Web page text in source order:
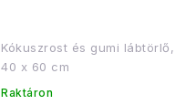
Kókuszrost és gumi lábtörlő,
40 x 60 cm
Raktáron